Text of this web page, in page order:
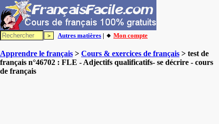
Autres matières | 🔸 Mon compte
Apprendre le français > Cours & exercices de français > test de
français n°46702 : FLE - Adjectifs qualificatifs- se décrire - cours
de français